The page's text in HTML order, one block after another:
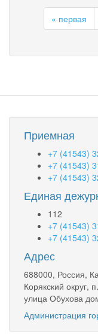
мерах
новой
« первая
Приемная
+7 (41543)
+7 (41543)
+7 (41543)
Единая
112
+7 (41543)
+7 (41543)
Адрес
688000, Россия,
Корякский округ,
улица Обухова
Администрация